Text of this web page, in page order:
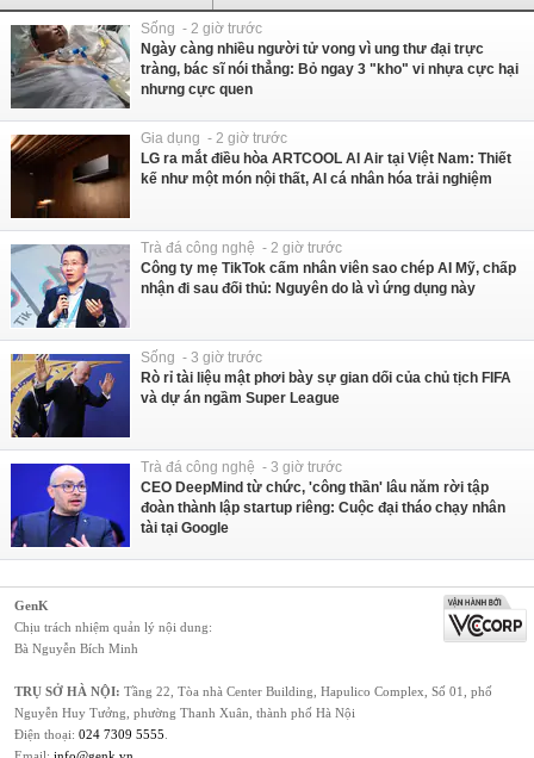
Sống - 2 giờ trước
Ngày càng nhiều người tử vong vì ung thư đại trực
tràng, bác sĩ nói thẳng: Bỏ ngay 3 "kho" vi nhựa cực hại
nhưng cực quen
Gia dụng - 2 giờ trước
LG ra mắt điều hòa ARTCOOL AI Air tại Việt Nam: Thiết
kế như một món nội thất, AI cá nhân hóa trải nghiệm
Trà đá công nghệ - 2 giờ trước
Công ty mẹ TikTok cấm nhân viên sao chép AI Mỹ, chấp
nhận đi sau đối thủ: Nguyên do là vì ứng dụng này
Sống - 3 giờ trước
Rò rỉ tài liệu mật phơi bày sự gian dối của chủ tịch FIFA
và dự án ngầm Super League
Trà đá công nghệ - 3 giờ trước
CEO DeepMind từ chức, 'công thần' lâu năm rời tập
đoàn thành lập startup riêng: Cuộc đại tháo chạy nhân
tài tại Google
GenK
Chịu trách nhiệm quản lý nội dung:
Bà Nguyễn Bích Minh
TRỤ SỞ HÀ NỘI: Tầng 22, Tòa nhà Center Building, Hapulico Complex, Số 01, phố
Nguyễn Huy Tưởng, phường Thanh Xuân, thành phố Hà Nội
Điện thoại: 024 7309 5555